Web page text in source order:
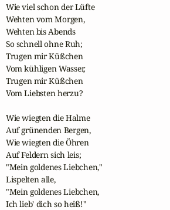
Wie viel schon der Lüfte
Wehten vom Morgen,
Wehten bis Abends
So schnell ohne Ruh;
Trugen mir Küßchen
Vom kühligen Wasser,
Trugen mir Küßchen
Vom Liebsten herzu?
Wie wiegten die Halme
Auf grünenden Bergen,
Wie wiegten die Öhren
Auf Feldern sich leis;
"Mein goldenes Liebchen,"
Lispelten alle,
"Mein goldenes Liebchen,
Ich lieb' dich so heiß!"